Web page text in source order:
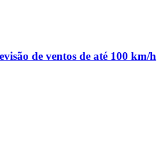
de ventos de até 100 km/h